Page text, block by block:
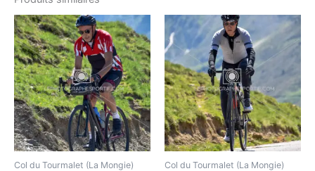
Col du Tourmalet (La Mongie) Col du Tourmalet (La Mongie)